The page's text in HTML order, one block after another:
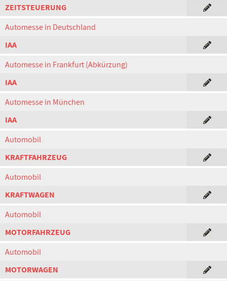
ZEITSTEUERUNG
Automesse in Deutschland
IAA
Automesse in Frankfurt (Abkürzung)
IAA
Automesse in München
IAA
Automobil
KRAFTFAHRZEUG
Automobil
KRAFTWAGEN
Automobil
MOTORFAHRZEUG
Automobil
MOTORWAGEN